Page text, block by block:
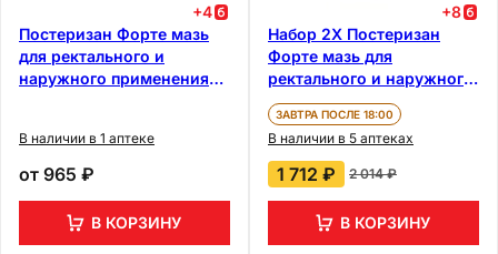
+4
Постеризан Форте мазь
для ректального и
наружного применения
В наличии в 1 аптеке
от 965 ₽
В КОРЗИНУ
+8
Набор 2Х Постеризан
Форте мазь для
ректального и наружного
применения 25 г
ЗАВТРА ПОСЛЕ 18:00
В наличии в 5 аптеках
1 712 ₽ 2 014 ₽
В КОРЗИНУ